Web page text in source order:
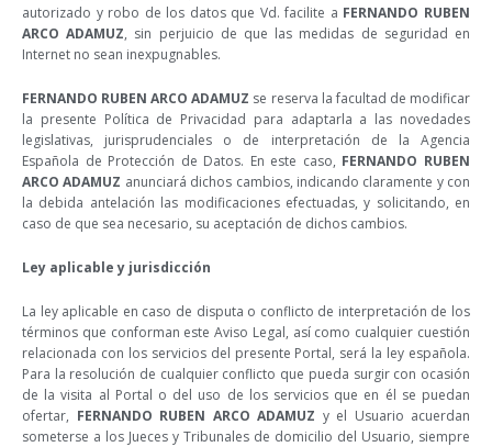
autorizado y robo de los datos que Vd. facilite a FERNANDO RUBEN
ARCO ADAMUZ, sin perjuicio de que las medidas de seguridad en
Internet no sean inexpugnables.
FERNANDO RUBEN ARCO ADAMUZ se reserva la facultad de modificar
la presente Política de Privacidad para adaptarla a las novedades
legislativas, jurisprudenciales o de interpretación de la Agencia
Española de Protección de Datos. En este caso, FERNANDO RUBEN
ARCO ADAMUZ anunciará dichos cambios, indicando claramente y con
la debida antelación las modificaciones efectuadas, y solicitando, en
caso de que sea necesario, su aceptación de dichos cambios.
Ley aplicable y jurisdicción
La ley aplicable en caso de disputa o conflicto de interpretación de los
términos que conforman este Aviso Legal, así como cualquier cuestión
relacionada con los servicios del presente Portal, será la ley española.
Para la resolución de cualquier conflicto que pueda surgir con ocasión
de la visita al Portal o del uso de los servicios que en él se puedan
ofertar, FERNANDO RUBEN ARCO ADAMUZ y el Usuario acuerdan
someterse a los Jueces y Tribunales de domicilio del Usuario, siempre